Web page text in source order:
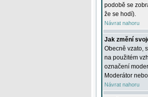
podobě se
že se hodí).
Návrat nahoru
Jak změní
Obecně vzato,
na použitém
označení
Moderátor
Návrat nahoru